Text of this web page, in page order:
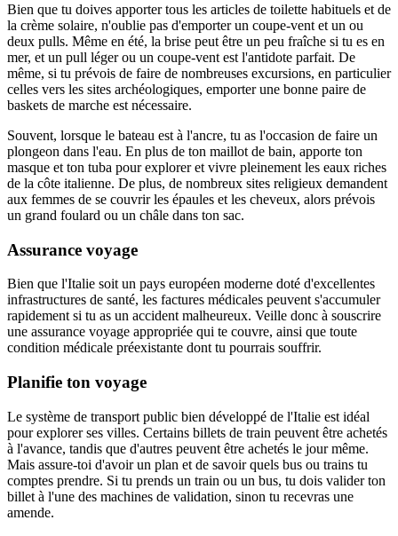
Bien que tu doives apporter tous les articles de toilette habituels et de
la crème solaire, n'oublie pas d'emporter un coupe-vent et un ou
deux pulls. Même en été, la brise peut être un peu fraîche si tu es en
mer, et un pull léger ou un coupe-vent est l'antidote parfait. De
même, si tu prévois de faire de nombreuses excursions, en particulier
celles vers les sites archéologiques, emporter une bonne paire de
baskets de marche est nécessaire.
Souvent, lorsque le bateau est à l'ancre, tu as l'occasion de faire un
plongeon dans l'eau. En plus de ton maillot de bain, apporte ton
masque et ton tuba pour explorer et vivre pleinement les eaux riches
de la côte italienne. De plus, de nombreux sites religieux demandent
aux femmes de se couvrir les épaules et les cheveux, alors prévois
un grand foulard ou un châle dans ton sac.
Assurance voyage
Bien que l'Italie soit un pays européen moderne doté d'excellentes
infrastructures de santé, les factures médicales peuvent s'accumuler
rapidement si tu as un accident malheureux. Veille donc à souscrire
une assurance voyage appropriée qui te couvre, ainsi que toute
condition médicale préexistante dont tu pourrais souffrir.
Planifie ton voyage
Le système de transport public bien développé de l'Italie est idéal
pour explorer ses villes. Certains billets de train peuvent être achetés
à l'avance, tandis que d'autres peuvent être achetés le jour même.
Mais assure-toi d'avoir un plan et de savoir quels bus ou trains tu
comptes prendre. Si tu prends un train ou un bus, tu dois valider ton
billet à l'une des machines de validation, sinon tu recevras une
amende.